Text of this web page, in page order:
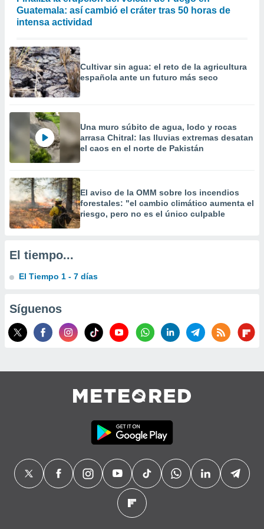
e
mediante
publicidad
de
1199
Guatemala: así cambió el cráter tras 50 horas de
intensa actividad
Cultivar sin agua: el reto de la agricultura
española ante un futuro más seco
Una muro súbito de agua, lodo y rocas
arrasa Chitral: las lluvias extremas desatan
el caos en el norte de Pakistán
El aviso de la OMM sobre los incendios
forestales: "el cambio climático aumenta el
riesgo, pero no es el único culpable
El tiempo...
El Tiempo 1 - 7 días
Síguenos